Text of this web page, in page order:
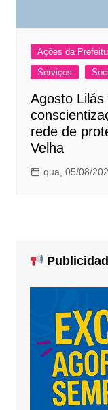
Ações da
Serviços
Agosto
rede de
Velha
qua, 05/08/